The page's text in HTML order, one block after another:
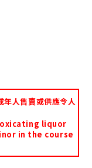
年人售賣或供應令人
liquor
in the course